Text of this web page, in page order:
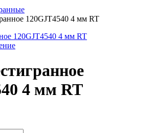
120GJT4540 4 мм RT
4 мм RT